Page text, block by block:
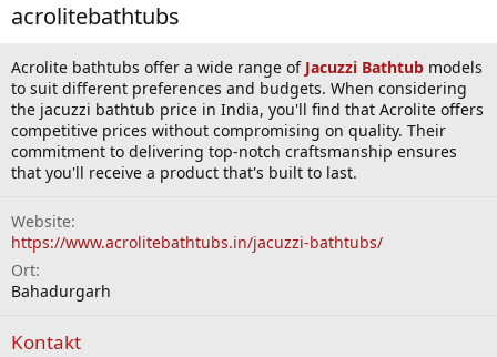
acrolitebathtubs
Acrolite bathtubs offer a wide range of Jacuzzi Bathtub models
to suit different preferences and budgets. When considering
the jacuzzi bathtub price in India, you'll find that Acrolite offers
competitive prices without compromising on quality. Their
commitment to delivering top-notch craftsmanship ensures
that you'll receive a product that's built to last.
Website
https://www.acrolitebathtubs.in/jacuzzi-bathtubs/
Ort
Bahadurgarh
Kontakt